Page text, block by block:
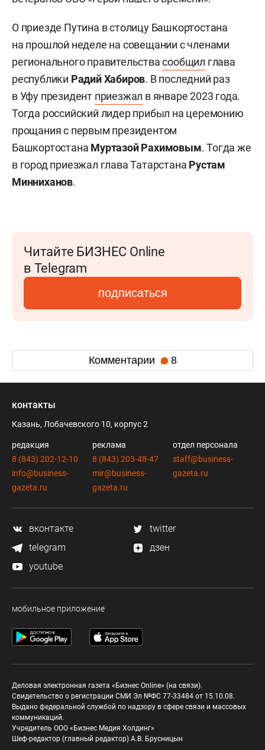
О приезде Путина в столицу Башкортостана
на прошлой неделе на совещании с членами
регионального правительствасообщил глава
республики РадийХабиров. В последний раз
в Уфу президент приезжал в январе 2023 года.
Тогда российский лидер прибыл на церемонию
прощания с первым президентом
Башкортостана Муртазой Рахимовым. Тогда же
в город приезжал глава Татарстана Рустам
Минниханов.
Читайте БИЗНЕС Online
в Telegram
подписаться
Комментарии 8
контакты
Казань, Лобачевского 10, корпус 2
редакция
8 (843) 202-12-10
info@business-
gazeta.ru
реклама
8 (843) 203-48-47
mir@business-
gazeta.ru
отдел персонала
staff@business-
gazeta.ru
вконтакте
twitter
telegram
дзен
youtube
мобильное приложение
Деловая электронная газета «Бизнес Online» (на связи).
Свидетельство о регистрации СМИ Эл №ФС 77-33484 от 15.10.08.
Выдано федеральной службой по надзору в сфере связи и массовых
коммуникаций.
Учредитель ООО «Бизнес Медия Холдинг»
Шеф-редактор (главный редактор) А.В. Брусницын